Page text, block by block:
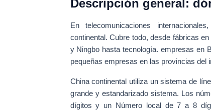
Descripción general:
En telecomunicaciones
continental. Cubre todo, desde fábricas
y Ningbo hasta tecnología. empresas en
pequeñas empresas en las provincias del
China continental utiliza unsistema de
grande y estandarizado sistema. Los
dígitos y un Número local de 7 a 8